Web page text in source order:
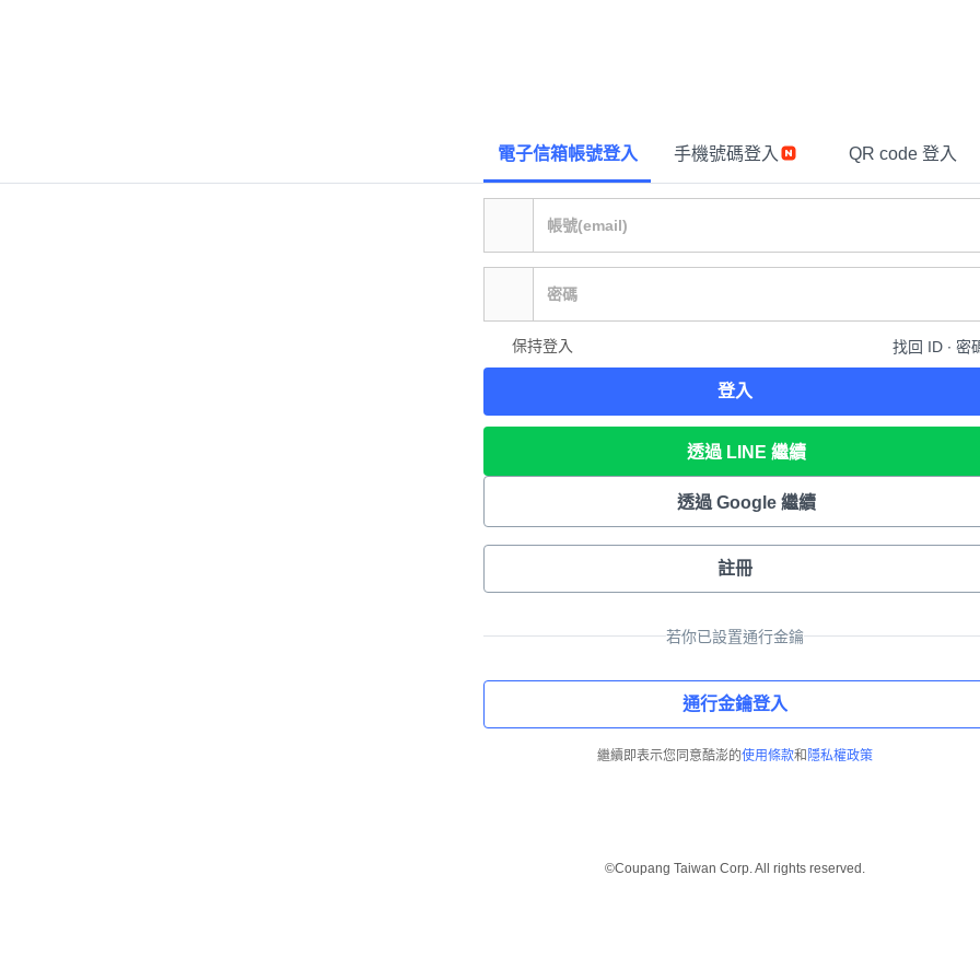
電子信箱帳號登入 手機號碼登入 QR code 登入
保持登入 找回 ID ∙ 密
登入
透過 LINE 繼續
透過 Google 繼續
註冊
若你已設置通行金鑰
通行金鑰登入
繼續即表示您同意酷澎的使用條款和 隱私權政策
©Coupang Taiwan Corp. All rights reserved.